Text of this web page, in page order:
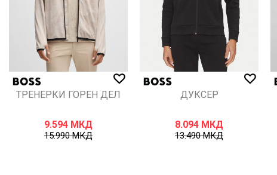
ТРЕНЕРКИ ГОРЕН ДЕЛ
9.594 МКД
15.990МКД
ДУКСЕР
8.094 МКД
13.490МКД